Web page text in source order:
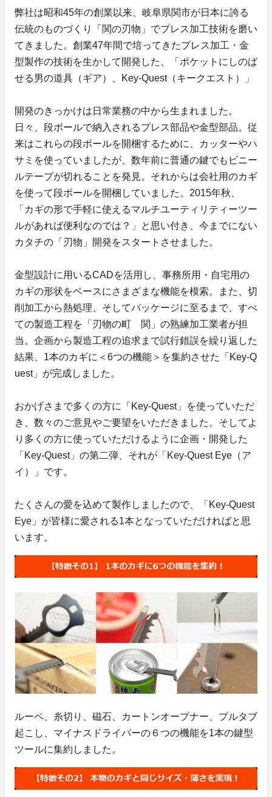
弊社は昭和45年の創業以来、岐阜県関市が日本に誇る
伝統のものづくり「関の刃物」でプレス加工技術を磨い
てきました。創業47年間で培ってきたプレス加工・金
型製作の技術を生かして開発した、「ポケットにしのば
せる男の道具（ギア）、Key-Quest（キークエスト）」
開発のきっかけは日常業務の中から生まれました。
日々、段ボールで納入されるプレス部品や金型部品。従
来はこれらの段ボールを開梱するために、カッターやハ
サミを使っていましたが、数年前に普通の鍵でもビニー
ルテープが切れることを発見。それからは会社用のカギ
を使って段ボールを開梱していました。2015年秋、
「カギの形で手軽に使えるマルチユーティリティーツー
ルがあれば便利なのでは？」と思い付き、今までにない
カタチの「刃物」開発をスタートさせました。
金型設計に用いるCADを活用し、事務所用・自宅用の
カギの形状をベースにさまざまな機能を模索。また、切
削加工から熱処理、そしてパッケージに至るまで、すべ
ての製造工程を「刃物の町 関」の熟練加工業者が担
当。企画から製造工程の追求まで試行錯誤を繰り返した
結果、1本のカギに＜6つの機能＞を集約させた「Key-Q
uest」が完成しました。
おかげさまで多くの方に「Key-Quest」を使っていただ
き、数々のご意見やご要望をいただきました。そしてよ
り多くの方に使っていただけるように企画・開発した
「Key-Quest」の第二弾、それが「Key-Quest Eye（ア
イ）」です。
たくさんの愛を込めて製作しましたので、「Key-Quest
Eye」が皆様に愛される1本となっていただければと思
います。
ルーペ、糸切り、磁石、カートンオープナー、プルタブ
起こし、マイナスドライバーの６つの機能を1本の鍵型
ツールに集約しました。